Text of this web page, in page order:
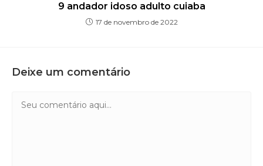
9 andador idoso adulto cuiaba
17 de novembro de 2022
Deixe um comentário